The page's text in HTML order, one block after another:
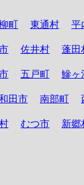
町 東通村 平
佐井村 蓬田
五戸町 鰺ヶ
田市 南部町
むつ市 新郷